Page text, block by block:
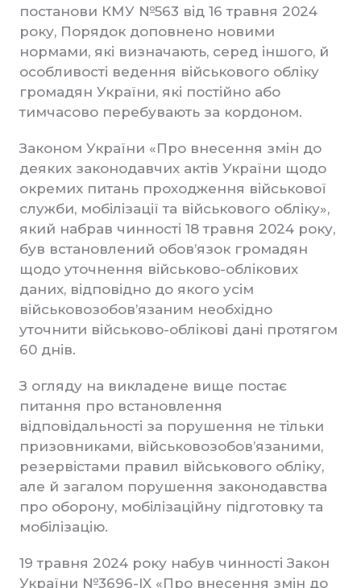
постанови КМУ №563 від 16 травня 2024
року, Порядок доповнено новими
нормами, які визначають, серед іншого, й
особливості ведення військового обліку
громадян України, які постійно або
тимчасово перебувають за кордоном.
Законом України «Про внесення змін до
деяких законодавчих актів України щодо
окремих питань проходження військової
служби, мобілізації та військового обліку»,
який набрав чинності 18 травня 2024 року,
був встановлений обов’язок громадян
щодо уточнення військово-облікових
даних, відповідно до якого усім
військовозобов’язаним необхідно
уточнити військово-облікові дані протягом
60 днів.
З огляду на викладене вище постає
питання про встановлення
відповідальності за порушення не тільки
призовниками, військовозобов’язаними,
резервістами правил військового обліку,
але й загалом порушення законодавства
про оборону, мобілізаційну підготовку та
мобілізацію.
19 травня 2024 року набув чинності Закон
України №3696-IX «Про внесення змін до